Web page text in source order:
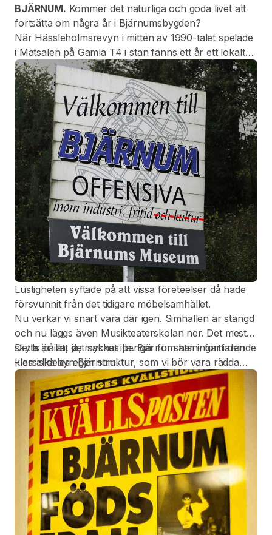
BJÄRNUM. Kommer det naturliga och goda livet att
fortsätta om några år i Bjärnumsbygden?
När Hässleholmsrevyn i mitten av 1990-talet spelade
i Matsalen på Gamla T4 i stan fanns ett år ett lokalt
skämt om att det en gång funnits något som hette
”Bjärnum”.
Lustigheten syftade på att vissa företeelser då hade
försvunnit från det tidigare möbelsamhället.
Nu verkar vi snart vara där igen. Simhallen är stängd
och nu läggs även Musikteaterskolan ner. Det mesta
skylls på att det saknas pengar för satsningar i den
klassiska byn Bjärnum.
Detta är illa, ja, mycket illa. Bjärnum har – fortfarande
– en alldeles egen struktur, som vi bör vara rädda
om!